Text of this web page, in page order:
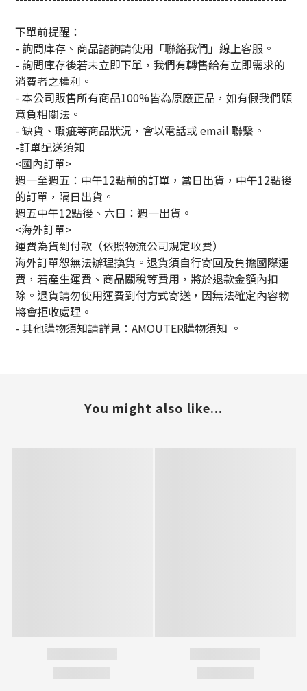
下單前提醒：
- 詢問庫存、商品諮詢請使用「聯絡我們」線上客服。
- 詢問庫存後若未立即下單，我們有轉售給有立即需求的
消費者之權利。
- 本公司販售所有商品100%皆為原廠正品，如有假我們願
意負相關法。
- 缺貨、瑕疵等商品狀況，會以電話或 email 聯繫。
-訂單配送須知
<國內訂單>
週一至週五：中午12點前的訂單，當日出貨，中午12點後
的訂單，隔日出貨。
週五中午12點後、六日：週一出貨。
<海外訂單>
運費為貨到付款（依照物流公司規定收費）
海外訂單恕無法辦理換貨。退貨須自行寄回及負擔國際運
費，若產生運費、商品關稅等費用，將於退款金額內扣
除。退貨請勿使用運費到付方式寄送，因無法確定內容物
將會拒收處理。
- 其他購物須知請詳見： AMOUTER購物須知 。
You might also like...